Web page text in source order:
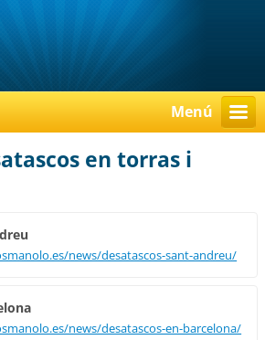
Menú
en torras i
news/desatascos-sant-andreu/
news/desatascos-en-barcelona/